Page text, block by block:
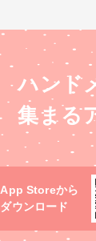
ハンド
集まる
App Storeから
ダウンロード